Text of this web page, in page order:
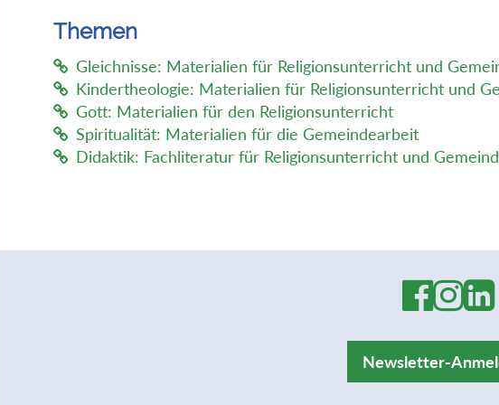
Themen
Gleichnisse: Materialien für Religionsunterricht und
Kindertheologie: Materialien für Religionsunterricht und
Gott: Materialien für den Religionsunterricht
Spiritualität: Materialien für die Gemeindearbeit
Didaktik: Fachliteratur für Religionsunterricht und
Newsletter-